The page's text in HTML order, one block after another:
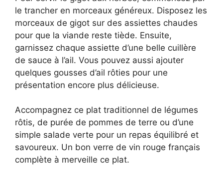
le trancher en morceaux généreux. Disposez les
morceaux de gigot sur des assiettes chaudes
pour que la viande reste tiède. Ensuite,
garnissez chaque assiette d’une belle cuillère
de sauce à l’ail. Vous pouvez aussi ajouter
quelques gousses d’ail rôties pour une
présentation encore plus délicieuse.
Accompagnez ce plat traditionnel de légumes
rôtis, de purée de pommes de terre ou d’une
simple salade verte pour un repas équilibré et
savoureux. Un bon verre de vin rouge français
complète à merveille ce plat.